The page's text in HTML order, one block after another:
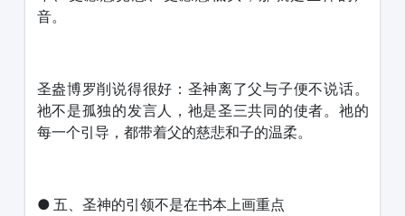
音。
圣盎博罗削说得很好：圣神离了父与子便不说话。
祂不是孤独的发言人，祂是圣三共同的使者。祂的
每一个引导，都带着父的慈悲和子的温柔。
● 五、圣神的引领不是在书本上画重点